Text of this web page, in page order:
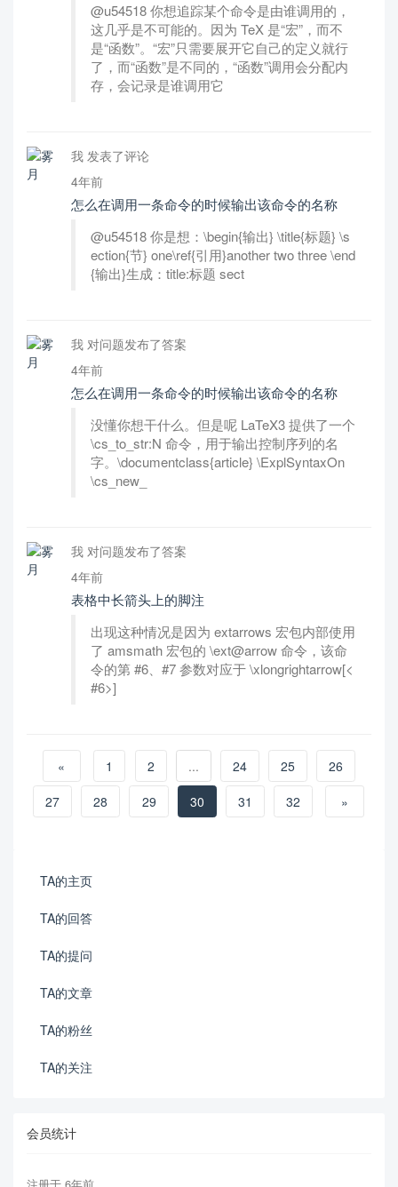
@u54518 你想追踪某个命令是由谁调用的，
这几乎是不可能的。因为 TeX 是“宏”，而不
是“函数”。“宏”只需要展开它自己的定义就行
了，而“函数”是不同的，“函数”调用会分配内
存，会记录是谁调用它
我 发表了评论
4年前
怎么在调用一条命令的时候输出该命令的名称
@u54518 你是想：\begin{输出} \title{标题} \s
ection{节} one\ref{引用}another two three \end
{输出}生成：title:标题 sect
我 对问题发布了答案
4年前
怎么在调用一条命令的时候输出该命令的名称
没懂你想干什么。但是呢 LaTeX3 提供了一个
\cs_to_str:N 命令，用于输出控制序列的名
字。\documentclass{article} \ExplSyntaxOn
\cs_new_
我 对问题发布了答案
4年前
表格中长箭头上的脚注
出现这种情况是因为 extarrows 宏包内部使用
了 amsmath 宏包的 \ext@arrow 命令，该命
令的第 #6、#7 参数对应于 \xlongrightarrow[<
#6>]
« 1 2 ... 24 25
26
27
28 29 30 31 32 »
TA的主页
TA的回答
TA的提问
TA的文章
TA的粉丝
TA的关注
会员统计